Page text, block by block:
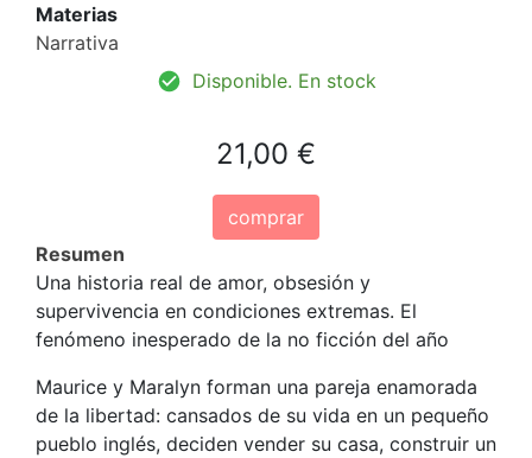
Materias
Narrativa
Disponible. En stock
21,00 €
comprar
Resumen
Una historia real de amor, obsesión y
supervivencia en condiciones extremas. El
fenómeno inesperado de la no ficción del año
Maurice y Maralyn forman una pareja enamorada
de la libertad: cansados de su vida en un pequeño
pueblo inglés, deciden vender su casa, construir un